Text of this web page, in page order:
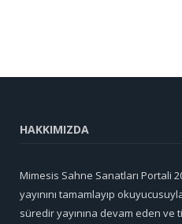
HAKKIMIZDA
Mimesis Sahne Sanatları Portali
yayınını tamamlayıp
süredir yayınına devam eden ve